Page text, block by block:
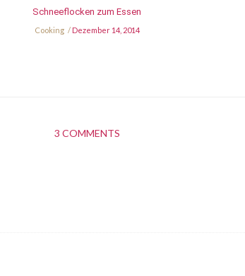
Schneeflocken zum Essen
Cooking Dezember 14, 2014
3 COMMENTS